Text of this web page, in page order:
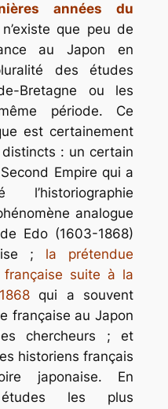
années du
que peu de
au Japon en
des études
Bretagne ou les
période. Ce
est certainement
: un certain
Empire qui a
l’historiographie
analogue
Edo (1603-1868)
; la prétendue
suite à la
qui a souvent
française au Japon
chercheurs ; et
historiens français
japonaise. En
les plus